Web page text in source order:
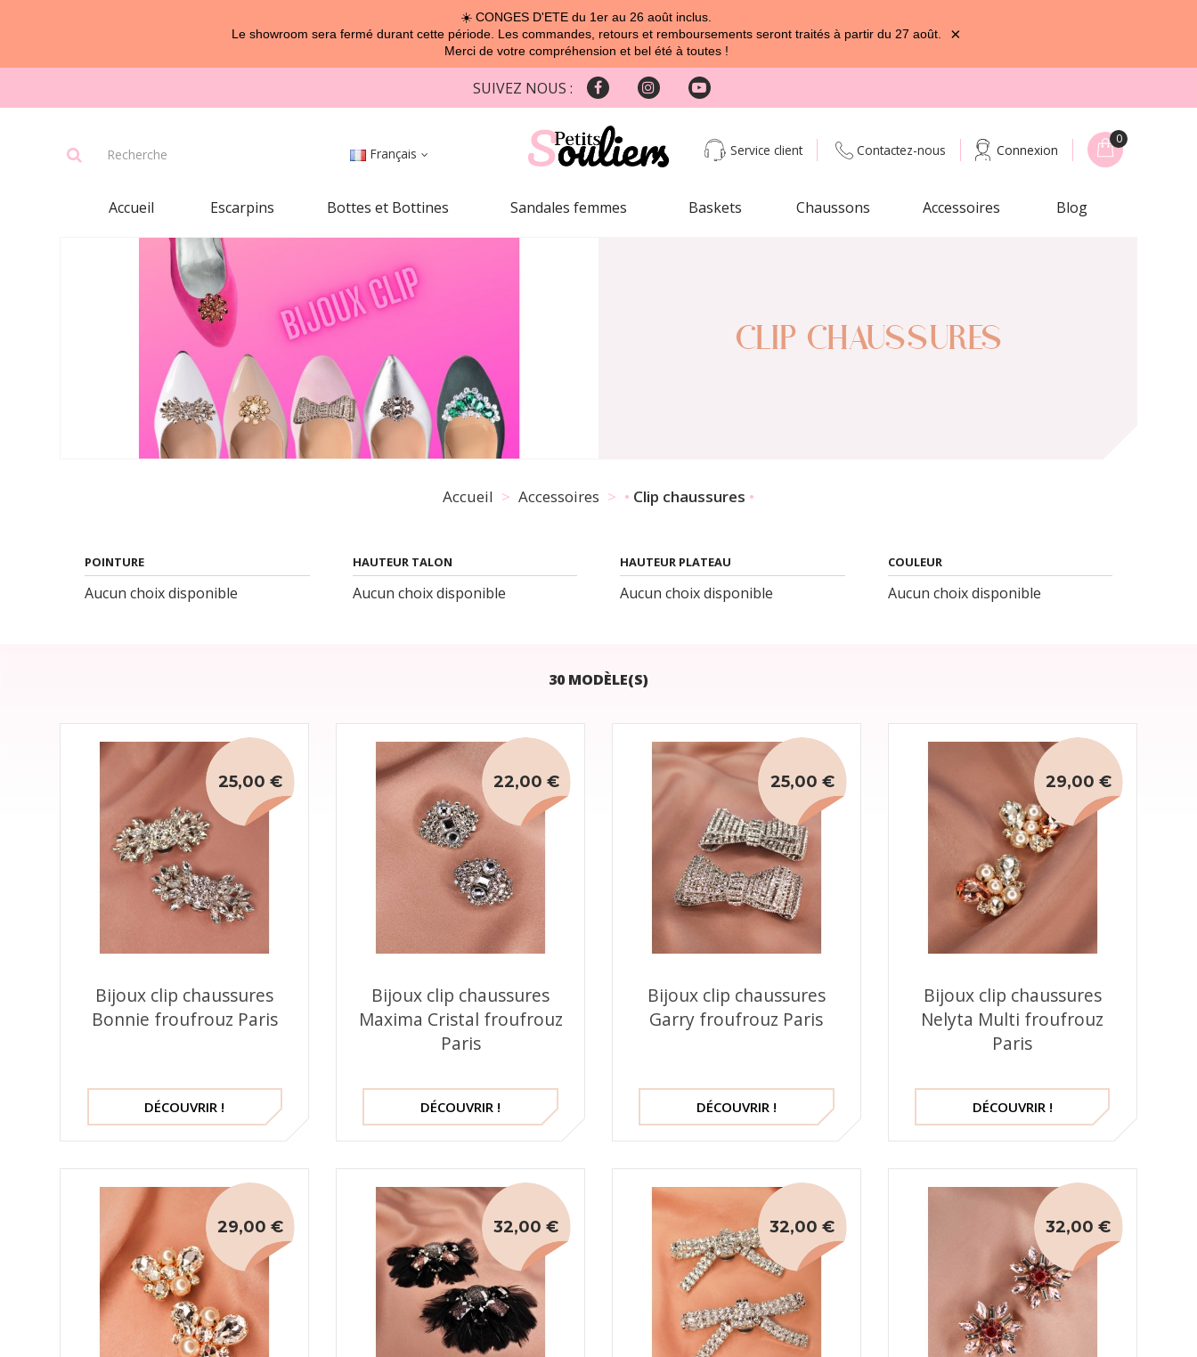
☀️ CONGES D'ETE du 1er au 26 août inclus.
Le showroom sera fermé durant cette période. Les commandes, retours et remboursements seront traités à partir du 27 août.
Merci de votre compréhension et bel été à toutes !
×
SUIVEZ NOUS :
Français Service client Contactez-nous Connexion
0
Accueil Escarpins Bottes et Bottines Sandales femmes Baskets Chaussons Accessoires Blog
CLIP CHAUSSURES
Accueil Accessoires Clip chaussures
POINTURE
Aucun choix disponible
HAUTEUR TALON
Aucun choix disponible
HAUTEUR PLATEAU
Aucun choix disponible
COULEUR
Aucun choix disponible
30 MODÈLE(S)
Bijoux clip chaussures
Bonnie froufrouz Paris
25,00 €
DÉCOUVRIR !
Bijoux clip chaussures
Maxima Cristal froufrouz
Paris
22,00 €
DÉCOUVRIR !
Bijoux clip chaussures
Garry froufrouz Paris
25,00 €
DÉCOUVRIR !
Bijoux clip chaussures
Nelyta Multi froufrouz
Paris
29,00 €
DÉCOUVRIR !
29,00 € 32,00 € 32,00 € 32,00 €